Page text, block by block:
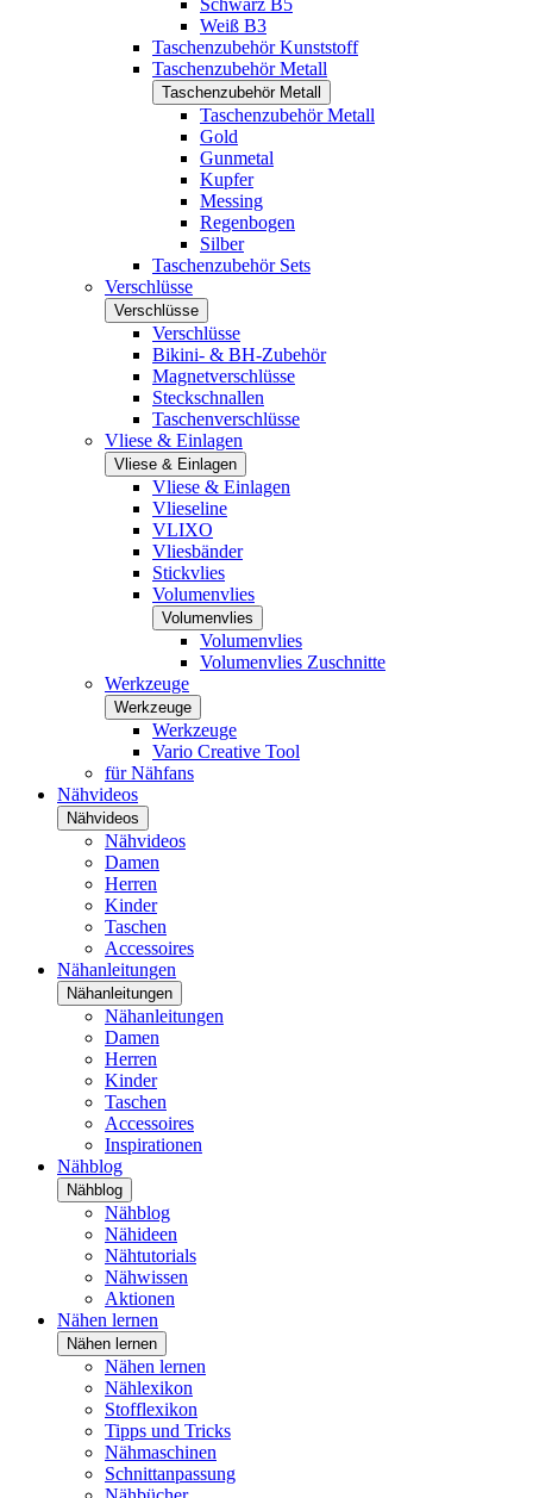
Schwarz B5
Weiß B3
Taschenzubehör Kunststoff
Taschenzubehör Metall
Taschenzubehör Metall
Taschenzubehör Metall
Gold
Gunmetal
Kupfer
Messing
Regenbogen
Silber
Taschenzubehör Sets
Verschlüsse
Verschlüsse
Verschlüsse
Bikini- & BH-Zubehör
Magnetverschlüsse
Steckschnallen
Taschenverschlüsse
Vliese & Einlagen
Vliese & Einlagen
Vliese & Einlagen
Vlieseline
VLIXO
Vliesbänder
Stickvlies
Volumenvlies
Volumenvlies
Volumenvlies
Volumenvlies Zuschnitte
Werkzeuge
Werkzeuge
Werkzeuge
Vario Creative Tool
für Nähfans
Nähvideos
Nähvideos
Nähvideos
Damen
Herren
Kinder
Taschen
Accessoires
Nähanleitungen
Nähanleitungen
Nähanleitungen
Damen
Herren
Kinder
Taschen
Accessoires
Inspirationen
Nähblog
Nähblog
Nähblog
Nähideen
Nähtutorials
Nähwissen
Aktionen
Nähen lernen
Nähen lernen
Nähen lernen
Nählexikon
Stofflexikon
Tipps und Tricks
Nähmaschinen
Schnittanpassung